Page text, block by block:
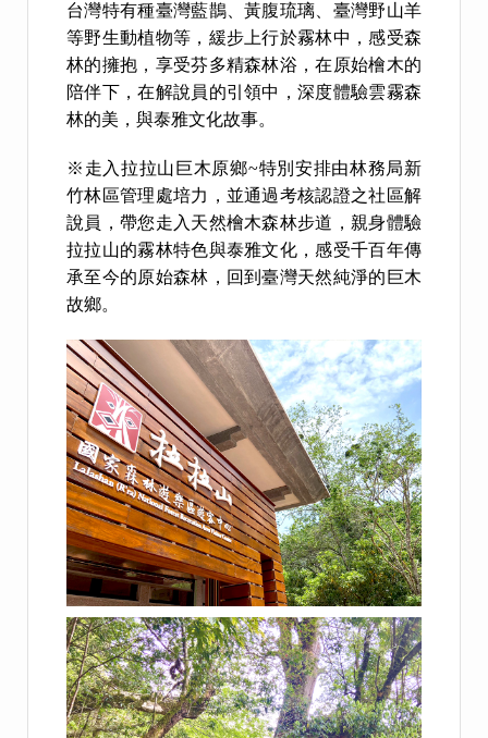
台灣特有種臺灣藍鵲、黃腹琉璃、臺灣野山羊
等野生動植物等，緩步上行於霧林中，感受森
林的擁抱，享受芬多精森林浴，在原始檜木的
陪伴下，在解說員的引領中，深度體驗雲霧森
林的美，與泰雅文化故事。
※走入拉拉山巨木原鄉~特別安排由林務局新
竹林區管理處培力，並通過考核認證之社區解
說員，帶您走入天然檜木森林步道，親身體驗
拉拉山的霧林特色與泰雅文化，感受千百年傳
承至今的原始森林，回到臺灣天然純淨的巨木
故鄉。